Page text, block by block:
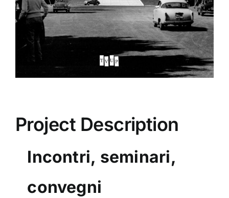
Project Description
Incontri, seminari,
convegni